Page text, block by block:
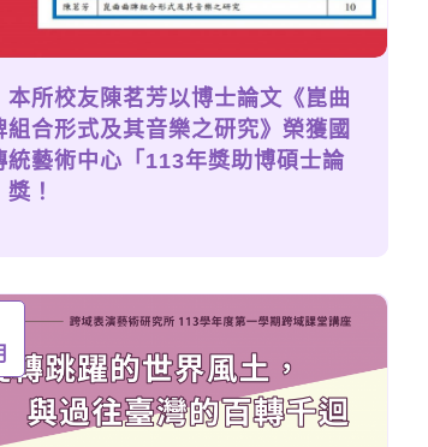
本所校友陳茗芳以博士論文《崑曲
組合形式及其音樂之研究》榮獲國
統藝術中心「113年獎助博碩士論
！